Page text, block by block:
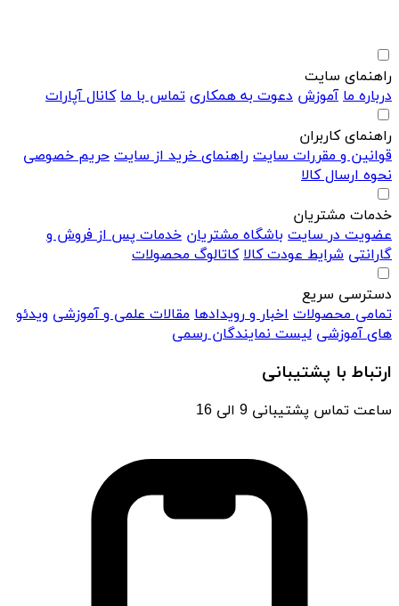
راهنمای سایت
درباره ما آموزش دعوت به همکاری تماس با ما کانال آپارات
راهنمای کاربران
قوانین و مقررات سایت راهنمای خرید از سایت حریم خصوصی
نحوه ارسال کالا
خدمات مشتریان
عضویت در سایت باشگاه مشتریان خدمات پس از فروش و
گارانتی شرایط عودت کالا کاتالوگ محصولات
دسترسی سریع
تمامی محصولات اخبار و رویدادها مقالات علمی و آموزشی ویدئو
های آموزشی لیست نمایندگان رسمی
ارتباط با پشتیبانی
ساعت تماس پشتیبانی 9 الی 16